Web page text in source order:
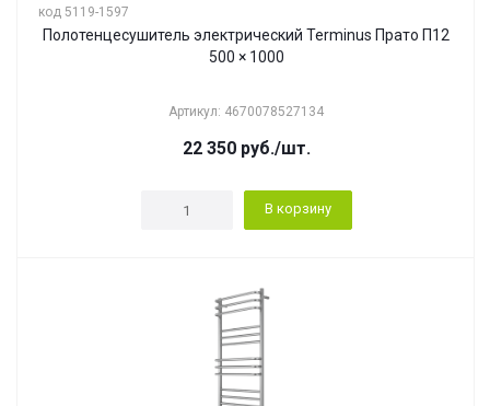
код 5119-1597
Полотенцесушитель электрический Terminus Прато П12
500 × 1000
Артикул: 4670078527134
22 350руб./шт.
В корзину